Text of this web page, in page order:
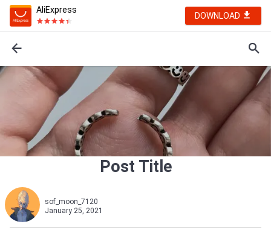
AliExpress
DOWNLOAD
Post Title
sof_moon_7120
January 25, 2021